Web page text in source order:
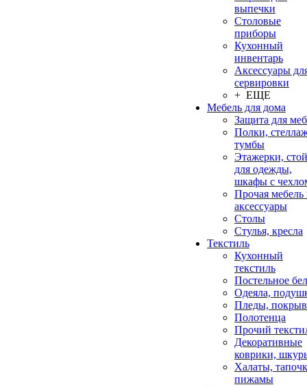
выпечки
Столовые
приборы
Кухонный
инвентарь
Аксессуары
сервировки
+ ЕЩЕ
Мебель для дома
Защита для
Полки,
тумбы
Этажерки,
для одежды,
шкафы с
Прочая мебель
аксессуары
Столы
Стулья, кресла
Текстиль
Кухонный
текстиль
Постельное
Одеяла,
Пледы,
Полотенца
Прочий
Декоративные
коврики,
Халаты,
пижамы